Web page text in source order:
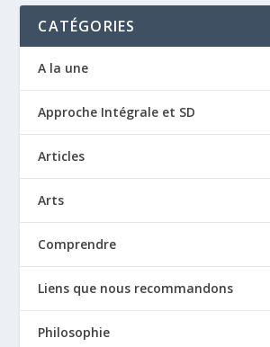
CATÉGORIES
A la une
Approche Intégrale et SD
Articles
Arts
Comprendre
Liens que nous recommandons
Philosophie